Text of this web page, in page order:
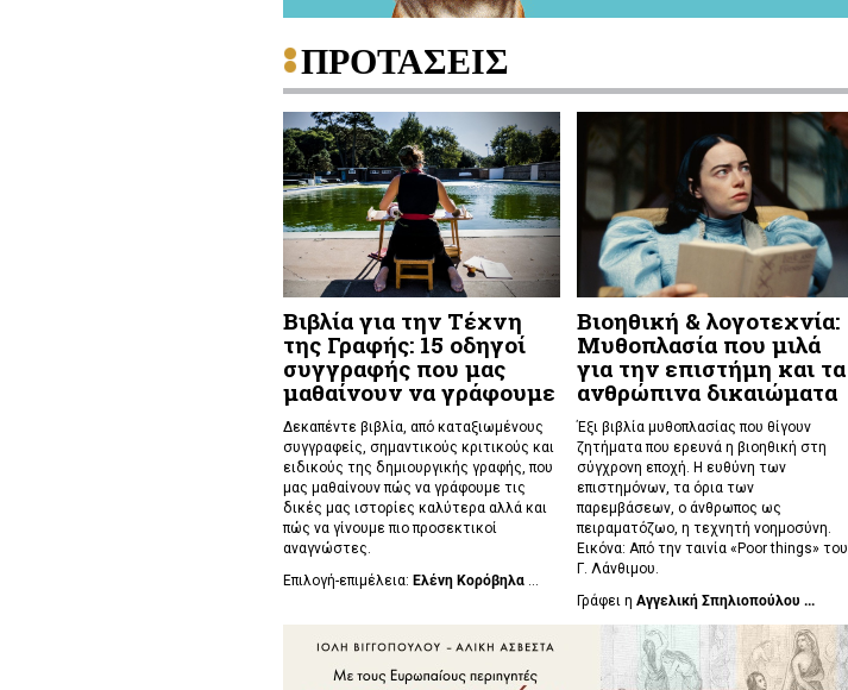
ΠΡΟΤΑΣΕΙΣ
Βιβλία για την Τέχνη
της Γραφής: 15 οδηγοί
συγγραφής που μας
μαθαίνουν να γράφουμε
Δεκαπέντε βιβλία, από καταξιωμένους
συγγραφείς, σημαντικούς κριτικούς και
ειδικούς της δημιουργικής γραφής, που
μας μαθαίνουν πώς να γράφουμε τις
δικές μας ιστορίες καλύτερα αλλά και
πώς να γίνουμε πιο προσεκτικοί
αναγνώστες.
Επιλογή-επιμέλεια: Ελένη Κορόβηλα...
Βιοηθική & λογοτεχνία:
Μυθοπλασία που μιλά
για την επιστήμη και τα
ανθρώπινα δικαιώματα
Έξι βιβλία μυθοπλασίας που θίγουν
ζητήματα που ερευνά η βιοηθική στη
σύγχρονη εποχή. Η ευθύνη των
επιστημόνων, τα όρια των
παρεμβάσεων, ο άνθρωπος ως
πειραματόζωο, η τεχνητή νοημοσύνη.
Εικόνα: Από την ταινία «Poor things» του
Γ. Λάνθιμου.
Γράφει ηΑγγελική Σπηλιοπούλου ...